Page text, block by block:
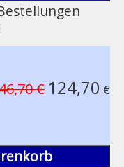
€ 124,70 €